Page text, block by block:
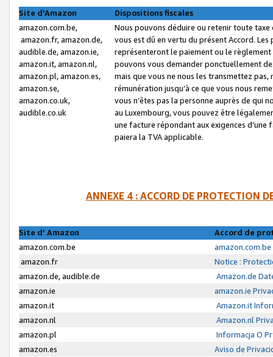
Site d’Amazon
Dispositions fiscales
amazon.com.be,
amazon.fr, amazon.de,
audible.de, amazon.ie,
amazon.it, amazon.nl,
amazon.pl, amazon.es,
amazon.se,
amazon.co.uk,
audible.co.uk
Nous pouvons déduire ou retenir toute
vous est dû en vertu du présent Accord.
représenteront le paiement ou le
pouvons vous demander ponctuellement
mais que vous ne nous les transmettez
rémunération jusqu’à ce que vous nous
vous n’êtes pas la personne auprès de qui
au Luxembourg, vous pouvez être
une facture répondant aux exigences
paiera la TVA applicable.
ANNEXE 4 : ACCORD DE PROTECTION
Site d’ Amazon
Accord de
amazon.com.be
amazon.fr
Notice :
amazon.de, audible.de
Amazon.de
amazon.ie
amazon.ie
amazon.it
Amazon.it
amazon.nl
Amazon.nl
amazon.pl
Informacja O
amazon.es
Aviso de